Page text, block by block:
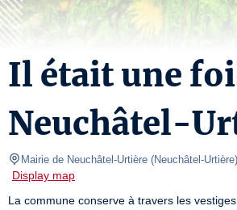
Il était une
Neuchâtel-
Mairie de Neuchâtel-Urtière (Neuchâtel-Urtière)
Display map
La commune conserve à travers les